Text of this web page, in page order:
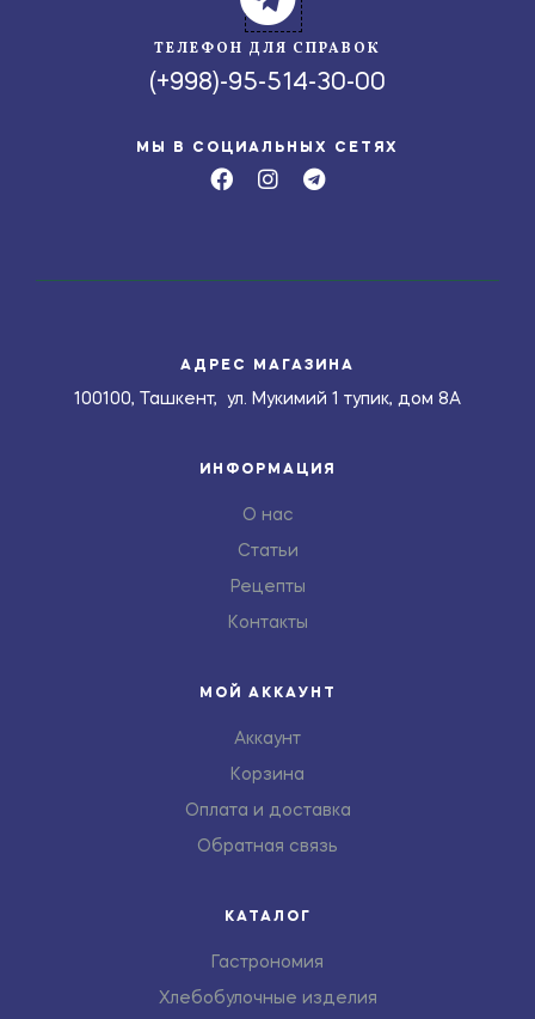
ТЕЛЕФОН ДЛЯ СПРАВОК
(+998)-95-514-30-00
МЫ В СОЦИАЛЬНЫХ СЕТЯХ
АДРЕС МАГАЗИНА
100100, Ташкент, ул. Мукимий 1 тупик, дом 8А
ИНФОРМАЦИЯ
О нас
Статьи
Рецепты
Контакты
МОЙ АККАУНТ
Аккаунт
Корзина
Оплата и доставка
Обратная связь
КАТАЛОГ
Гастрономия
Хлебобулочные изделия